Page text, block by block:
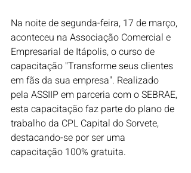
Na noite de segunda-feira, 17 de março,
aconteceu na Associação Comercial e
Empresarial de Itápolis, o curso de
capacitação "Transforme seus clientes
em fãs da sua empresa". Realizado
pela ASSIIP em parceria com o SEBRAE,
esta capacitação faz parte do plano de
trabalho da CPL Capital do Sorvete,
destacando-se por ser uma
capacitação 100% gratuita.